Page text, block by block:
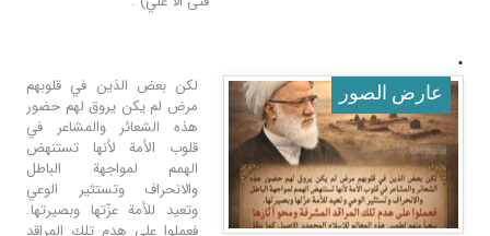
.
عارض الصور
لكن بعض الذين في قلوبهم
مرض لم يكن يروق لهم حضور
هذه الشعائر والمشاعر في
قلوب الأمة لأنها تستنهض
الهمم لمواجهة الباطل
والانحراف وتستثير الوعي
وتعيد للأمة عزّتها وبصيرتها.